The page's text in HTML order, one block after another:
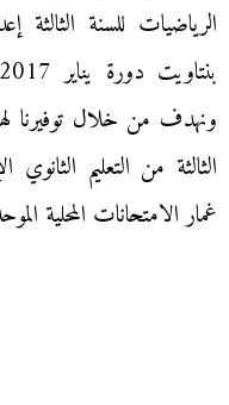
الرياضيات للسنة الثالثة
ونهدف من خلال توفيرنا
الثالثة من التعليم
غمار الامتحانات المحلية